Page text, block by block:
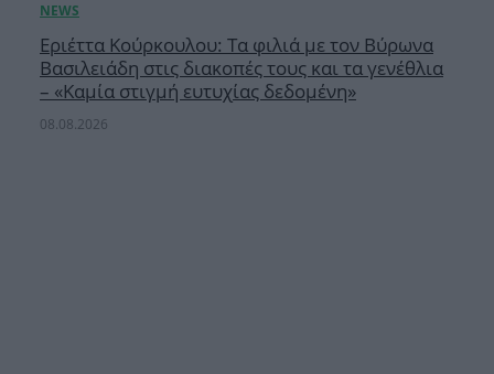
Εριέττα Κούρκουλου: Τα φιλιά με τον Βύρωνα
Βασιλειάδη στις διακοπές τους και τα γενέθλια
– «Καμία στιγμή ευτυχίας δεδομένη»
08.08.2026